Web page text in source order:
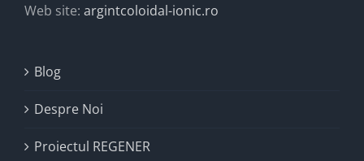
Web site: argintcoloidal-ionic.ro
Blog
Despre Noi
Proiectul REGENER